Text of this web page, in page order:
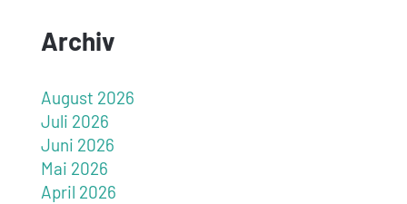
Archiv
August 2026
Juli 2026
Juni 2026
Mai 2026
April 2026